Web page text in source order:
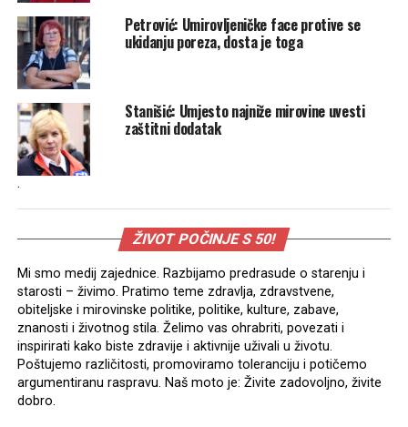
Petrović: Umirovljeničke face protive se
ukidanju poreza, dosta je toga
Stanišić: Umjesto najniže mirovine uvesti
zaštitni dodatak
.
ŽIVOT POČINJE S 50!
Mi smo medij zajednice. Razbijamo predrasude o starenju i
starosti – živimo. Pratimo teme zdravlja, zdravstvene,
obiteljske i mirovinske politike, politike, kulture, zabave,
znanosti i životnog stila. Želimo vas ohrabriti, povezati i
inspirirati kako biste zdravije i aktivnije uživali u životu.
Poštujemo različitosti, promoviramo toleranciju i potičemo
argumentiranu raspravu. Naš moto je: Živite zadovoljno, živite
dobro.